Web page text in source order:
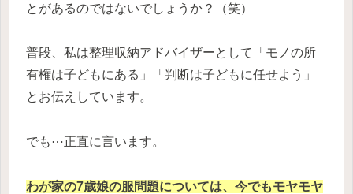
とがあるのではないでしょうか？（笑）
普段、私は整理収納アドバイザーとして「モノの所
有権は子どもにある」「判断は子どもに任せよう」
とお伝えしています。
でも⋯正直に言います。
わが家の7歳娘の服問題については、今でもモヤモヤ